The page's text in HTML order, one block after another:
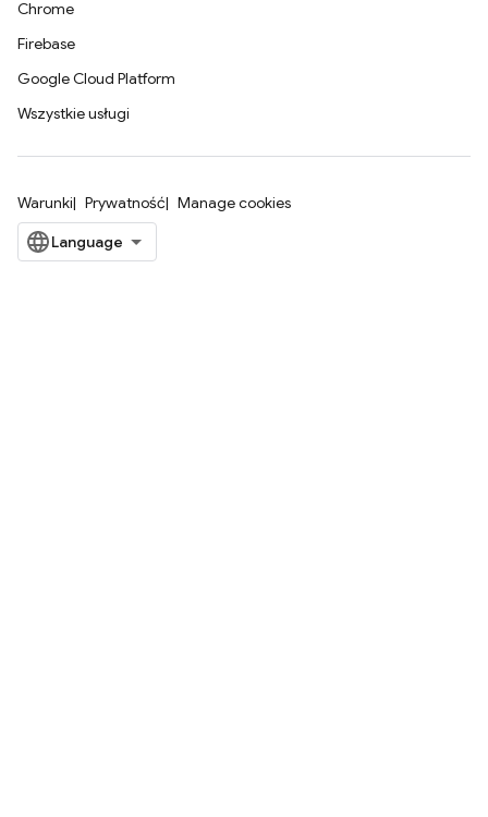
Chrome
Firebase
Google Cloud Platform
Wszystkie usługi
Warunki Prywatność Manage cookies